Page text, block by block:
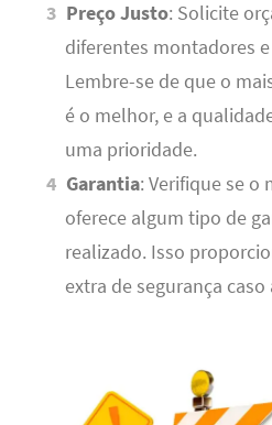
Preço Justo: Solicite
diferentes montadores
Lembre-se de que o
é o melhor, e a
uma prioridade.
Garantia: Verifique se o
oferece algum tipo de
realizado. Isso
extra de segurança